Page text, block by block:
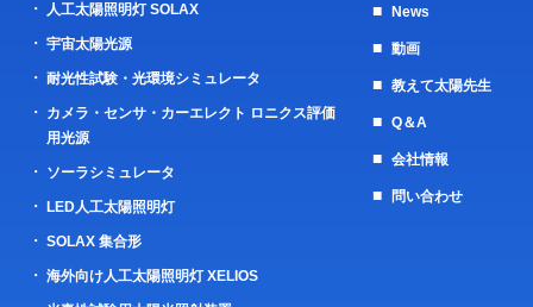
人工太陽照明灯 SOLAX
宇宙太陽光源
耐光性試験・光環境シミュレータ
カメラ・センサ・カーエレクト ロニクス評価
用光源
ソーラシミュレータ
LED人工太陽照明灯
SOLAX 集合形
海外向け人工太陽照明灯 XELIOS
News
動画
教えて太陽先生
Q＆A
会社情報
問い合わせ